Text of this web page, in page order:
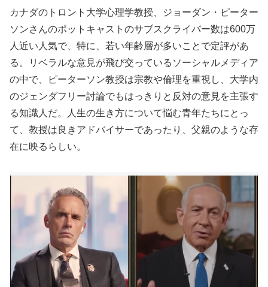
カナダのトロント大学心理学教授、ジョーダン・ピーター
ソンさんのポットキャストのサブスクライバー数は600万
人近い人気で、特に、若い年齢層が多いことで定評があ
る。リベラルな意見が飛び交っているソーシャルメディア
の中で、ピーターソン教授は宗教や倫理を重視し、大学内
のジェンダフリー討論でもはっきりと反対の意見を主張す
る知識人だ。人生の生き方について悩む青年たちにとっ
て、教授は良きアドバイサーであったり、父親のような存
在に映るらしい。